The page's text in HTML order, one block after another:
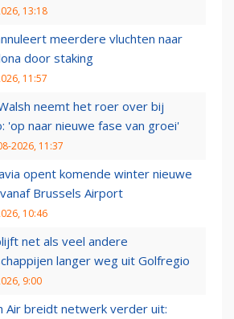
13:18
meerdere vluchten naar
door staking
11:57
neemt het roer over bij
'op naar nieuwe fase van groei'
2026, 11:37
opent komende winter nieuwe
Brussels Airport
10:46
net als veel andere
langer weg uit Golfregio
9:00
Air breidt netwerk verder uit: